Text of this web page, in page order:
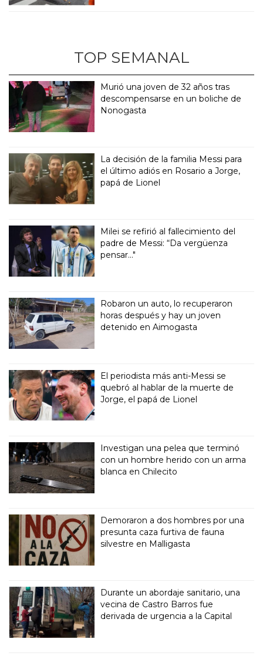
TOP SEMANAL
Murió una joven de 32 años tras
descompensarse en un boliche de
Nonogasta
La decisión de la familia Messi para
el último adiós en Rosario a Jorge,
papá de Lionel
Milei se refirió al fallecimiento del
padre de Messi: “Da vergüenza
pensar..."
Robaron un auto, lo recuperaron
horas después y hay un joven
detenido en Aimogasta
El periodista más anti-Messi se
quebró al hablar de la muerte de
Jorge, el papá de Lionel
Investigan una pelea que terminó
con un hombre herido con un arma
blanca en Chilecito
Demoraron a dos hombres por una
presunta caza furtiva de fauna
silvestre en Malligasta
Durante un abordaje sanitario, una
vecina de Castro Barros fue
derivada de urgencia a la Capital